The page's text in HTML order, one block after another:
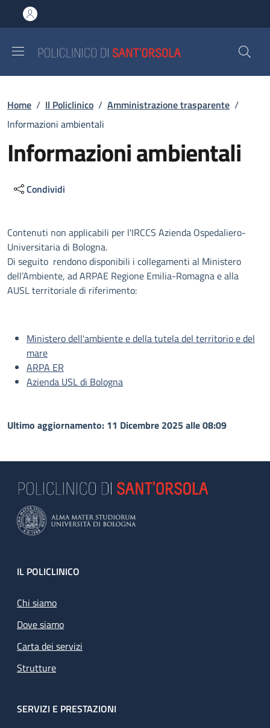
al contenuto principale
to footer content
Briciole di pane
Home / Il Policlinico / Amministrazione trasparente /
Informazioni ambientali
Informazioni ambientali
Condividi
Descrizione
Contenuti non applicabili per l'IRCCS Azienda Ospedaliero-
Universitaria di Bologna.
Di seguito rendono disponibili i collegamenti al Ministero
dell’Ambiente, ad ARPAE Regione Emilia-Romagna e alla
AUSL territoriale di riferimento:
Ministero dell'ambiente e della tutela del territorio e del
mare
ARPA ER
Azienda USL di Bologna
Ultimo aggiornamento: 11 Dicembre 2025 alle 08:09
Footer
IL POLICLINICO
Chi siamo
Dove siamo
Carta dei servizi
Strutture
SERVIZI E PRESTAZIONI